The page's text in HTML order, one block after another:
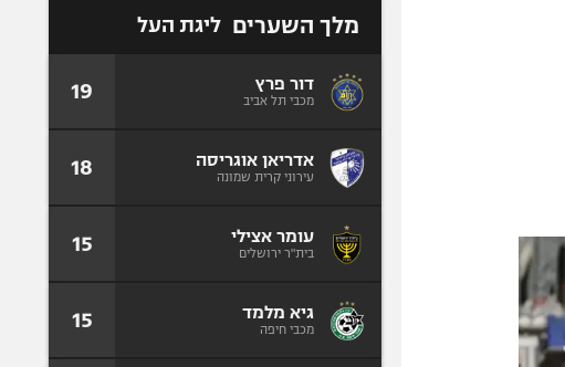
מלך השערים ליגת העל
דור פרץ
מכבי תל אביב 19
אדריאן אוגריסה
עירוני קרית שמונה 18
עומר אצילי
בית"ר ירושלים 15
גיא מלמד
מכבי חיפה 15